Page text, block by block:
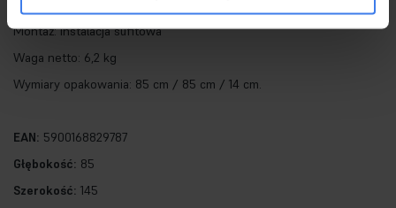
Montaż: instalacja sufitowa
Waga netto: 6,2 kg
Wymiary opakowania: 85 cm / 85 cm / 14 cm.
EAN: 5900168829787
Głębokość: 85
Szerokość: 145